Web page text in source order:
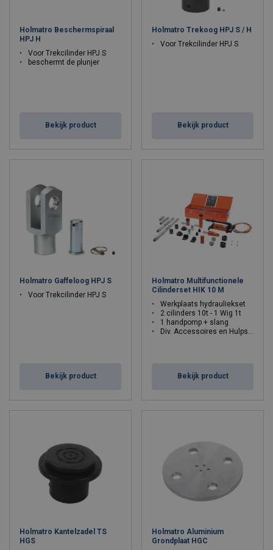
Holmatro Beschermspiraal
HPJ H
Voor Trekcilinder HPJ S
beschermt de plunjer
Bekijk product
Holmatro Trekoog HPJ S / H
Voor Trekcilinder HPJ S
Bekijk product
Holmatro Gaffeloog HPJ S
Voor Trekcilinder HPJ S
Bekijk product
Holmatro Multifunctionele
Cilinderset HIK 10 M
Werkplaats hydrauliekset
2 cilinders 10t - 1 Wig 1t
1 handpomp + slang
Div. Accessoires en Hulpstukken
Bekijk product
Holmatro Kantelzadel TS
HGS
Holmatro Aluminium
Grondplaat HGC